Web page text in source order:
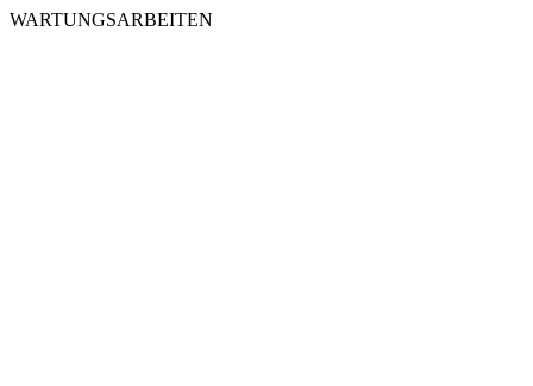
WARTUNGSARBEITEN